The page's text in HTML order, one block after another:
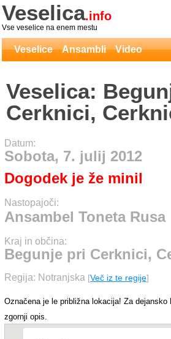
Veselica.info
Vse veselice na enem mestu
Veselice Ansambli Video
Veselica:
Cerknici,
Ansambel
Datum:
Sobota, 7. julij 2012
Dogodek je že minil
Nastopajoči:
Ansambel Toneta Rusa
Kraj in občina:
Begunje pri Cerknici,
Regija: Notranjska [Več iz te regije]
Označena je le približna lokacija! Za dejansko
zgornji opis.